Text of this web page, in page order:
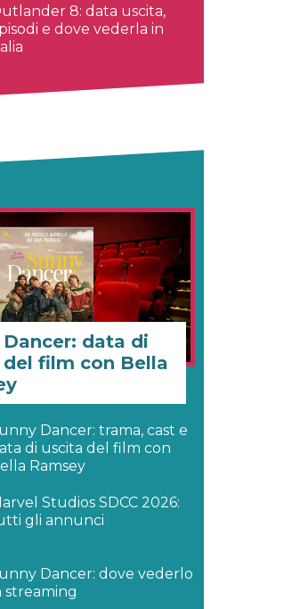
8: data uscita,
e dove vederla in
Dancer: data di
film con Bella
Dancer: trama, cast e
di uscita del film con
Ramsey
Studios SDCC 2026:
gli annunci
Dancer: dove vederlo
streaming